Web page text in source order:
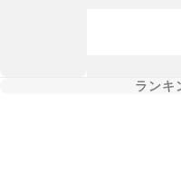
ランキ